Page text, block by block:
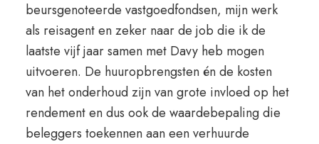
beursgenoteerde vastgoedfondsen, mijn werk
als reisagent en zeker naar de job die ik de
laatste vijf jaar samen met Davy heb mogen
uitvoeren. De huuropbrengsten én de kosten
van het onderhoud zijn van grote invloed op het
rendement en dus ook de waardebepaling die
beleggers toekennen aan een verhuurde